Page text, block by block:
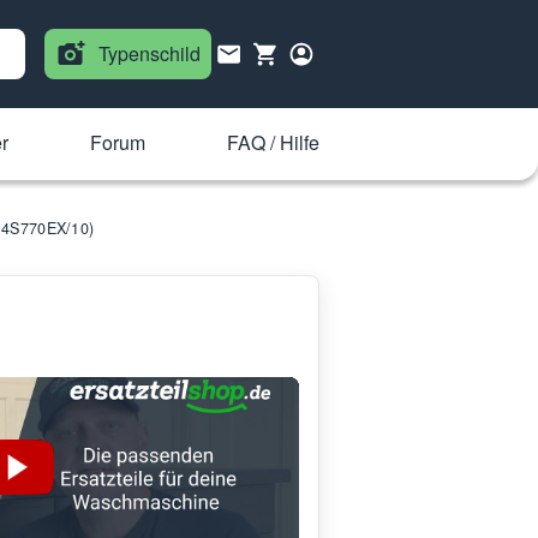
Typenschild
Forum FAQ / Hilfe
10)